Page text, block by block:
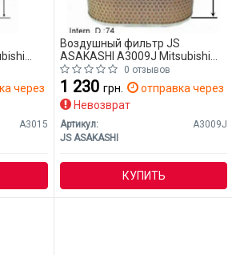
через 14 дн.
A3015
Воздушный фильтр JS
ASAKASHI A3009J Mitsubishi
L400
0 отзывов
1 230 грн.
отправка через
Невозврат
Артикул:
A3009J
JS ASAKASHI
КУПИТЬ